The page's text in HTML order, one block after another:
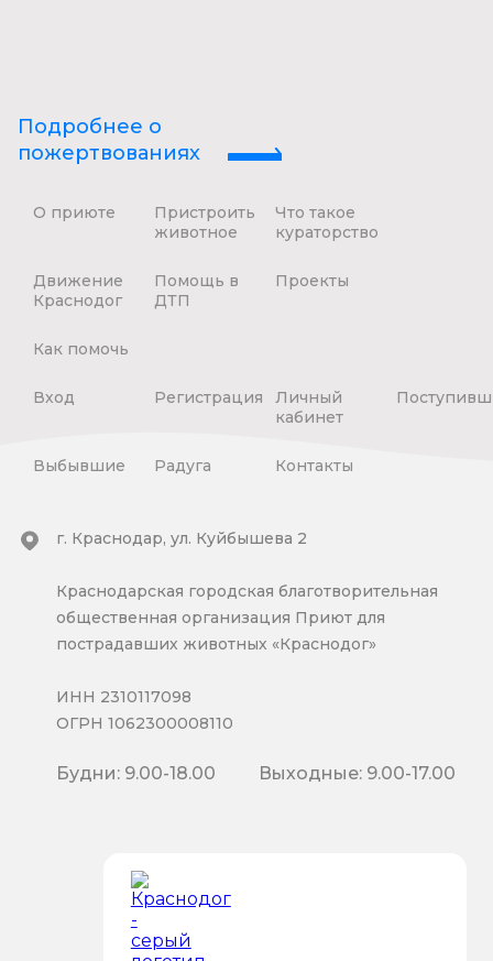
Подробнее о
пожертвованиях
О приюте
Пристроить
животное
Что такое
кураторство
Движение
Краснодог
Помощь в
ДТП
Проекты
Как помочь
Вход Регистрация
Личный
кабинет
Выбывшие Радуга Контакты
г. Краснодар, ул. Куйбышева 2
Краснодарская городская благотворительная
общественная организация Приют для
пострадавших животных «Краснодог»
ИНН 2310117098
ОГРН 1062300008110
Будни: 9.00-18.00 Выходные: 9.00-17.00